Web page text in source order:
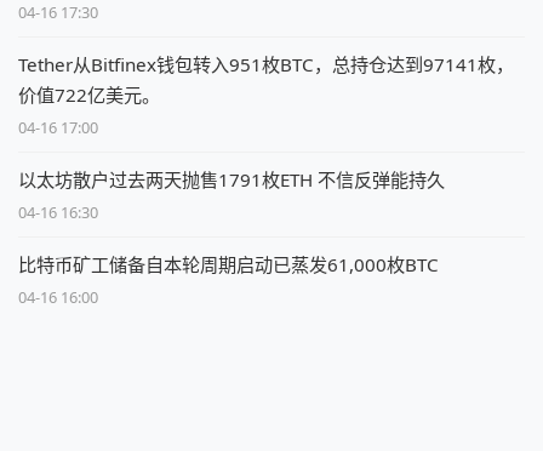
04-16 17:30
Tether从Bitfinex钱包转入951枚BTC，总持仓达到97141枚，
价值722亿美元。
04-16 17:00
以太坊散户过去两天抛售1791枚ETH 不信反弹能持久
04-16 16:30
比特币矿工储备自本轮周期启动已蒸发61,000枚BTC
04-16 16:00